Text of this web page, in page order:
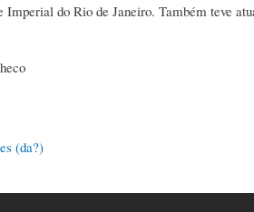
Imperial do Rio de Janeiro. Também teve
(da?)